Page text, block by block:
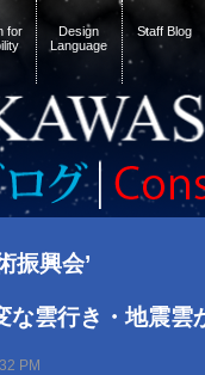
for
Design
Language
Staff Blog
振興会’
な雲行き・地震雲
PM